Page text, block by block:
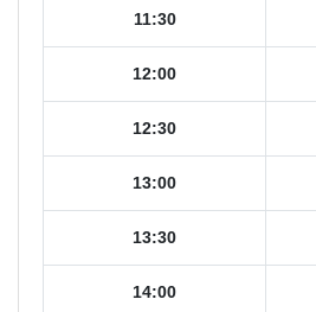
11:30
12:00
12:30
13:00
13:30
14:00